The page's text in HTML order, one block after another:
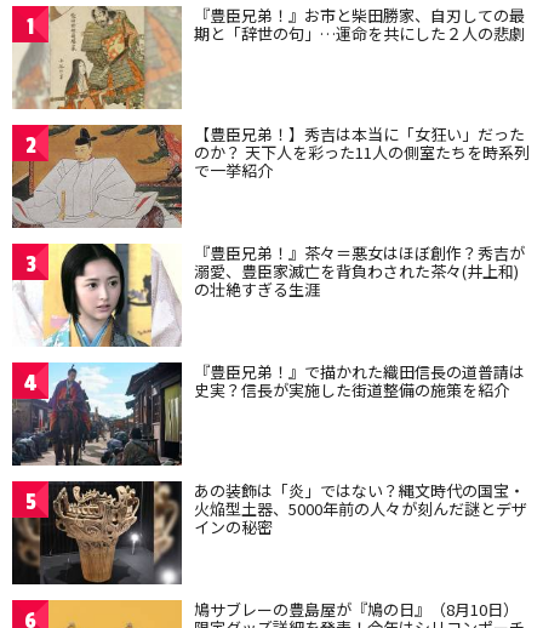
1 『豊臣兄弟！』お市と柴田勝家、自刃しての最
期と「辞世の句」…運命を共にした２人の悲劇
2 【豊臣兄弟！】秀吉は本当に「女狂い」だった
のか？ 天下人を彩った11人の側室たちを時系列
で一挙紹介
3 『豊臣兄弟！』茶々＝悪女はほぼ創作？秀吉が
溺愛、豊臣家滅亡を背負わされた茶々(井上和)
の壮絶すぎる生涯
4 『豊臣兄弟！』で描かれた織田信長の道普請は
史実？信長が実施した街道整備の施策を紹介
5 あの装飾は「炎」ではない？縄文時代の国宝・
火焔型土器、5000年前の人々が刻んだ謎とデザ
インの秘密
6 鳩サブレーの豊島屋が『鳩の日』（8月10日）